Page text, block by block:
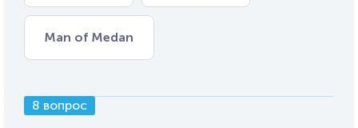
Man of Medan
8 вопрос